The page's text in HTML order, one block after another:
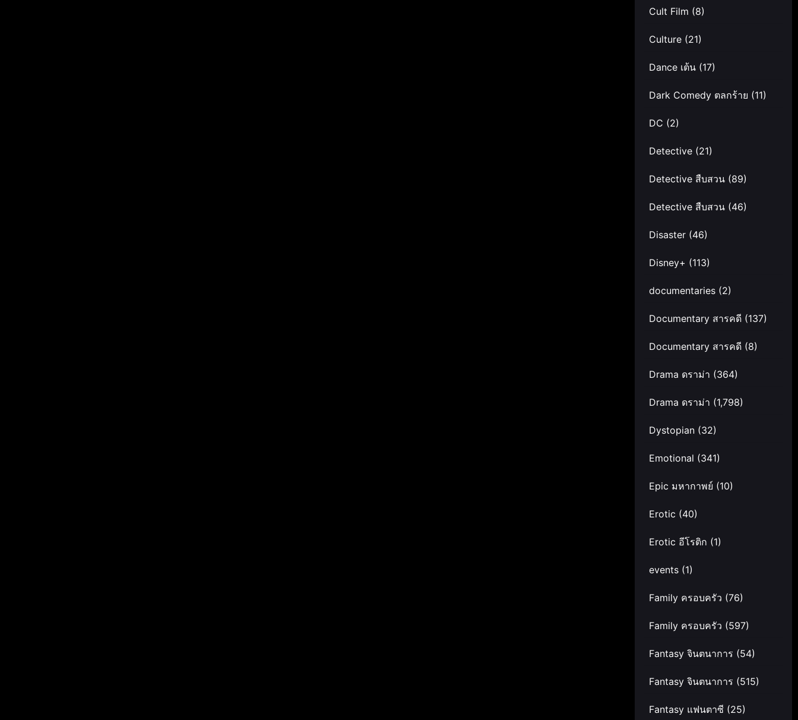
Cult Film (8)
Culture (21)
Dance เต้น (17)
Dark Comedy ตลกร้าย (11)
DC (2)
Detective (21)
Detective สืบสวน (89)
Detective สืบสวน (46)
Disaster (46)
Disney+ (113)
documentaries (2)
Documentary สารคดี (137)
Documentary สารคดี (8)
Drama ดราม่า (364)
Drama ดราม่า (1,798)
Dystopian (32)
Emotional (341)
Epic มหากาพย์ (10)
Erotic (40)
Erotic อีโรติก (1)
events (1)
Family ครอบครัว (76)
Family ครอบครัว (597)
Fantasy จินตนาการ (54)
Fantasy จินตนาการ (515)
Fantasy แฟนตาซี (25)